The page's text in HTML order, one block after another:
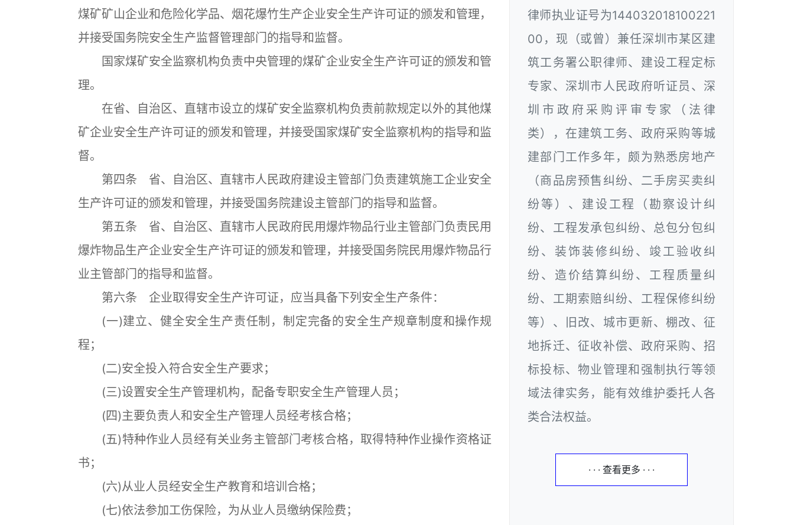
煤矿矿山企业和危险化学品、烟花爆竹生产企业安全生产许可证的颁发和管理，
并接受国务院安全生产监督管理部门的指导和监督。
国家煤矿安全监察机构负责中央管理的煤矿企业安全生产许可证的颁发和管
理。
在省、自治区、直辖市设立的煤矿安全监察机构负责前款规定以外的其他煤
矿企业安全生产许可证的颁发和管理，并接受国家煤矿安全监察机构的指导和监
督。
第四条 省、自治区、直辖市人民政府建设主管部门负责建筑施工企业安全
生产许可证的颁发和管理，并接受国务院建设主管部门的指导和监督。
第五条 省、自治区、直辖市人民政府民用爆炸物品行业主管部门负责民用
爆炸物品生产企业安全生产许可证的颁发和管理，并接受国务院民用爆炸物品行
业主管部门的指导和监督。
第六条 企业取得安全生产许可证，应当具备下列安全生产条件：
(一)建立、健全安全生产责任制，制定完备的安全生产规章制度和操作规
程；
(二)安全投入符合安全生产要求；
(三)设置安全生产管理机构，配备专职安全生产管理人员；
(四)主要负责人和安全生产管理人员经考核合格；
(五)特种作业人员经有关业务主管部门考核合格，取得特种作业操作资格证
书；
(六)从业人员经安全生产教育和培训合格；
(七)依法参加工伤保险，为从业人员缴纳保险费；
律师执业证号为144032018100221
00，现（或曾）兼任深圳市某区建
筑工务署公职律师、建设工程定标
专家、深圳市人民政府听证员、深
圳市政府采购评审专家（法律
类），在建筑工务、政府采购等城
建部门工作多年，颇为熟悉房地产
（商品房预售纠纷、二手房买卖纠
纷等）、建设工程（勘察设计纠
纷、工程发承包纠纷、总包分包纠
纷、装饰装修纠纷、竣工验收纠
纷、造价结算纠纷、工程质量纠
纷、工期索赔纠纷、工程保修纠纷
等）、旧改、城市更新、棚改、征
地拆迁、征收补偿、政府采购、招
标投标、物业管理和强制执行等领
域法律实务，能有效维护委托人各
类合法权益。
· · · 查看更多 · · ·